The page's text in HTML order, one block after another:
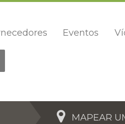
Eventos
MAPEAR